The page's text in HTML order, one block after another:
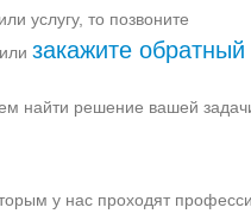
услугу, то позвоните
или закажите обратный
найти решение вашей
у нас проходят